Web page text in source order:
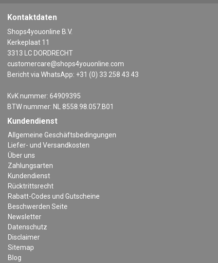
Kontaktdaten
Shops4youonline B.V.
Kerkeplaat 11
3313 LC DORDRECHT
customercare@shops4youonline.com
Bericht via WhatsApp: +31 (0) 33 258 43 43
KvK nummer: 64909395
BTW nummer: NL 8558.98.057.B01
Kundendienst
Allgemeine Geschäftsbedingungen
Liefer- und Versandkosten
Über uns
Zahlungsarten
Kundendienst
Rücktrittsrecht
Rabatt-Codes und Gutscheine
Beschwerden Seite
Newsletter
Datenschutz
Disclaimer
Sitemap
Blog